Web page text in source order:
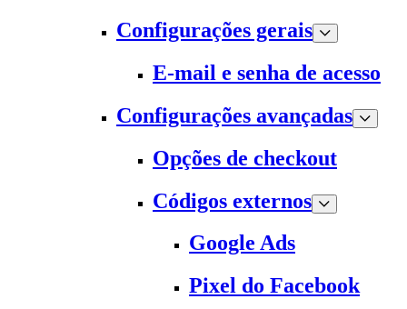
Configurações gerais
E-mail e senha de acesso
Configurações avançadas
Opções de checkout
Códigos externos
Google Ads
Pixel do Facebook